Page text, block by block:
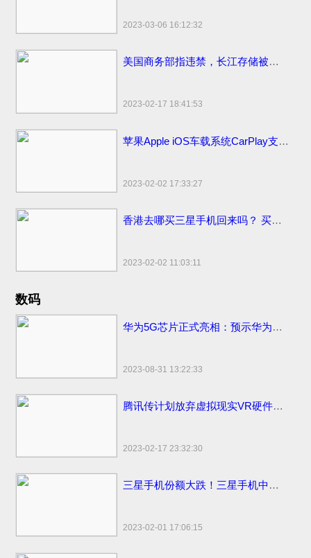
2023-03-06 16:12:32
美国商务部指违禁，长江存储被美国拜登制裁名单面临停工裁员
2023-02-17 18:41:53
苹果Apple iOS车载系统CarPlay支持哪些更多汽车品牌
2023-02-02 17:33:27
香港去哪买三星手机回来吗？ 买香港便宜售价手机市场地点和网站
2023-02-02 11:03:11
数码
华为5G芯片正式亮相：预示华为将发首款5G手机
2023-08-31 13:22:33
腾讯传计划放弃虚拟现实VR硬件计划
2023-02-17 23:32:30
三星手机份额大跌！三星手机中国市场份额变化国内仅剩3%
2023-02-01 17:06:15